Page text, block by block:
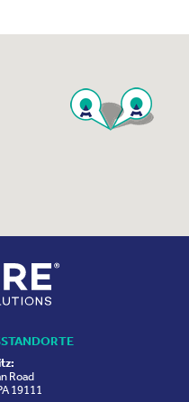
Road
19111